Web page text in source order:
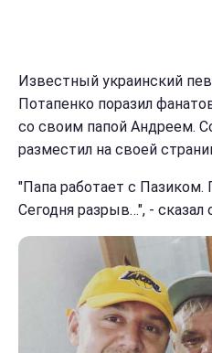
Известный украинский
Потапенко поразил
со своим папой Андреем.
разместил на своей
"Папа работает с Пазиком.
Сегодня разрыв…", - сказал